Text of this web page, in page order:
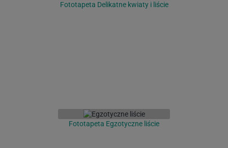
Fototapeta Delikatne kwiaty i liście
Fototapeta Egzotyczne liście